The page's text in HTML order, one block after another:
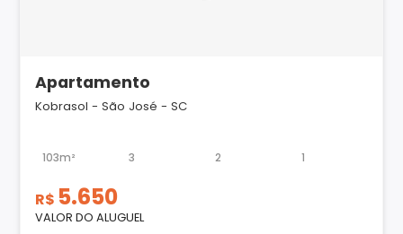
Apartamento
Kobrasol - São José - SC
103m² 3 2 1
R$ 5.650
VALOR DO ALUGUEL